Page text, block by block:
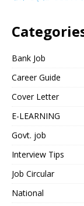
Bank Job
Career Guide
Cover Letter
E-LEARNING
Govt. job
Interview Tips
Job Circular
National